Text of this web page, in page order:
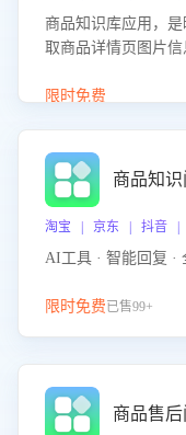
商品知识库应用，
取商品详情页图片
限时免费
商品知
淘宝 | 京东 | 抖音 |
AI工具 · 智能回复 ·
限时免费已售99+
商品售